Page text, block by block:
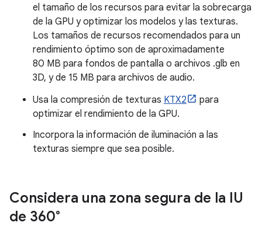
el tamaño de los recursos para evitar la sobrecarga
de la GPU y optimizar los modelos y las texturas.
Los tamaños de recursos recomendados para un
rendimiento óptimo son de aproximadamente
80 MB para fondos de pantalla o archivos .glb en
3D, y de 15 MB para archivos de audio.
Usa la compresión de texturas KTX2
para
optimizar el rendimiento de la GPU.
Incorpora la información de iluminación a las
texturas siempre que sea posible.
Considera una zona segura de la IU
de 360°